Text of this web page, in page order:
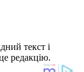
текст і
редакцію.